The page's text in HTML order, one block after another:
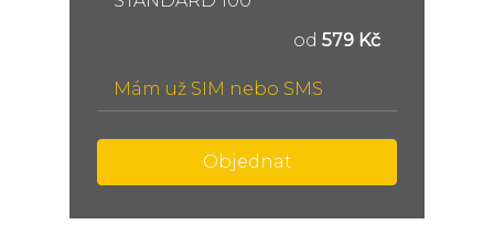
od 579 Kč
Mám už SIM nebo SMS
Objednat